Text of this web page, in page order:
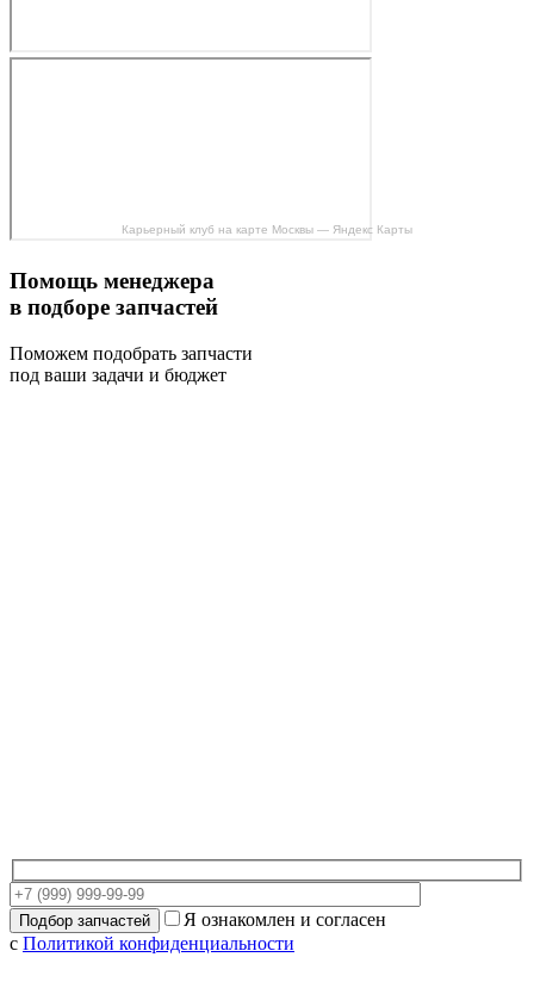
Карьерный клуб на карте Москвы — Яндекс Карты
Помощь менеджера
в подборе запчастей
Поможем подобрать запчасти
под ваши задачи и бюджет
Я ознакомлен и согласен
с Политикой конфиденциальности